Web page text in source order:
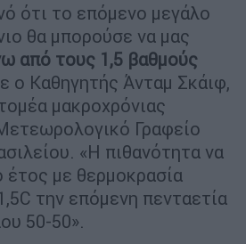
ότι το επόμενο μεγάλο
θα μπορούσε να μας
από τους 1,5 βαθμούς
ο Καθηγητής Άνταμ Σκάιφ,
μακροχρόνιας
Γραφείο
«Η πιθανότητα να
με θερμοκρασία
την επόμενη πενταετία
50-50».